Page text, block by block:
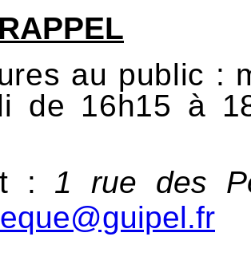
au public :
de 16h15 à
: 1 rue des